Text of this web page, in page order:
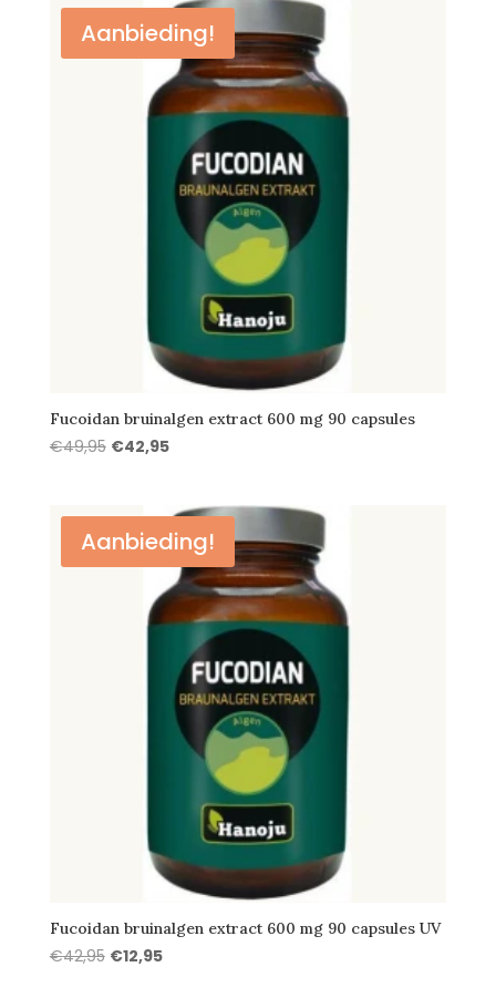
€89,95.€69,95.
Aanbieding!
Fucoidan bruinalgen extract 600 mg 90 capsules
€49,95 Oorspronkelijke
€49,95.
€42,95Huidige
€42,95.
Aanbieding!
Fucoidan bruinalgen extract 600 mg 90 capsules UV
€42,95 Oorspronkelijke
€12,95Huidige